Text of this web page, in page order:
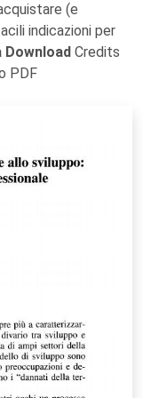
(e
indicazioni per
Download Credits
PDF